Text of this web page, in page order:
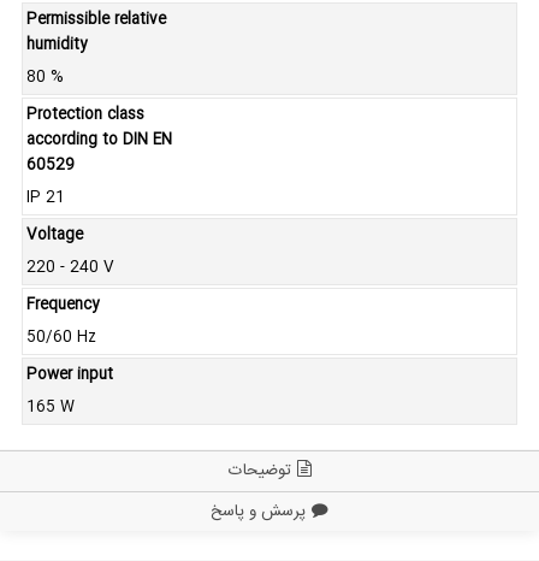
Permissible relative
humidity
80 %
Protection class
according to DIN EN
60529
IP 21
Voltage
220 - 240 V
Frequency
50/60 Hz
Power input
165 W
توضیحات
پرسش و پاسخ